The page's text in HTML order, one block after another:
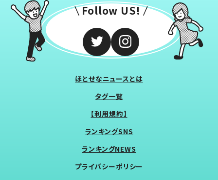
Follow US!
ほとせなニュースとは
タグ一覧
【利用規約】
ランキングSNS
ランキングNEWS
プライバシーポリシー